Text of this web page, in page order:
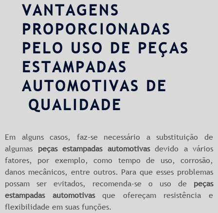
VANTAGENS
PROPORCIONADAS
PELO USO DE PEÇAS
ESTAMPADAS
AUTOMOTIVAS DE
QUALIDADE
Em alguns casos, faz-se necessário a substituição de
algumas peças estampadas automotivasdevido a vários
fatores, por exemplo, como tempo de uso, corrosão,
danos mecânicos, entre outros. Para que esses problemas
possam ser evitados, recomenda-se o uso de peças
estampadas automotivasque ofereçam resistência e
flexibilidade em suas funções.